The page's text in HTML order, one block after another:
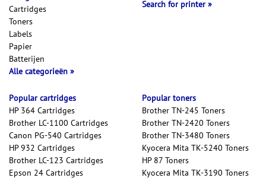
Cartridges
Toners
Labels
Papier
Batterijen
Alle categorieën
Popular cartridges
HP 364 Cartridges
Brother LC-1100 Cartridges
Canon PG-540 Cartridges
HP 932 Cartridges
Brother LC-123 Cartridges
Epson 24 Cartridges
Popular toners
Brother TN-245 Toners
Brother TN-2420 Toners
Brother TN-3480 Toners
Kyocera Mita TK-5240 Toners
HP 87 Toners
Kyocera Mita TK-3190 Toners
Search for printer